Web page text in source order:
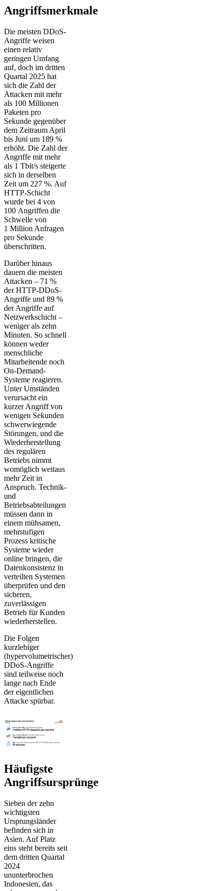
Angriffsmerkmale
Die meisten DDoS-
Angriffe weisen
einen relativ
geringen Umfang
auf, doch im dritten
Quartal 2025 hat
sich die Zahl der
Attacken mit mehr
als 100 Millionen
Paketen pro
Sekunde gegenüber
dem Zeitraum April
bis Juni um 189 %
erhöht. Die Zahl der
Angriffe mit mehr
als 1 Tbit/s steigerte
sich in derselben
Zeit um 227 %. Auf
HTTP-Schicht
wurde bei 4 von
100 Angriffen die
Schwelle von
1 Million Anfragen
pro Sekunde
überschritten.
Darüber hinaus
dauern die meisten
Attacken – 71 %
der HTTP-DDoS-
Angriffe und 89 %
der Angriffe auf
Netzwerkschicht –
weniger als zehn
Minuten. So schnell
können weder
menschliche
Mitarbeitende noch
On-Demand-
Systeme reagieren.
Unter Umständen
verursacht ein
kurzer Angriff von
wenigen Sekunden
schwerwiegende
Störungen, und die
Wiederherstellung
des regulären
Betriebs nimmt
womöglich weitaus
mehr Zeit in
Anspruch. Technik-
und
Betriebsabteilungen
müssen dann in
einem mühsamen,
mehrstufigen
Prozess kritische
Systeme wieder
online bringen, die
Datenkonsistenz in
verteilten Systemen
überprüfen und den
sicheren,
zuverlässigen
Betrieb für Kunden
wiederherstellen.
Die Folgen
kurzlebiger
(hypervolumetrischer)
DDoS-Angriffe
sind teilweise noch
lange nach Ende
der eigentlichen
Attacke spürbar.
Häufigste
Angriffsursprünge
Sieben der zehn
wichtigsten
Ursprungsländer
befinden sich in
Asien. Auf Platz
eins steht bereits seit
dem dritten Quartal
2024
ununterbrochen
Indonesien, das